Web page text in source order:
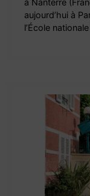
à Nanterre
aujourd’hui à
l’École